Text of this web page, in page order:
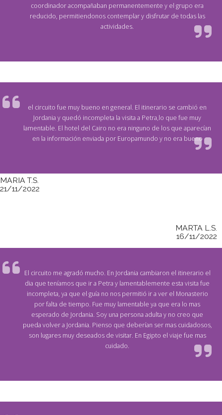
coordinador acompañaban permanentemente y el grupo era
reducido, permitiendonos contemplar y disfrutar de todas las
actividades.
el circuito fue muy bueno en general. El itinerario se cambió en
Jordania y quedó incompleta la visita a Petra,lo que fue muy
lamentable. El hotel del Cairo no era ninguno de los que aparecían
en la información enviada por Europamundo y no era bueno
MARIA T.S.
21/11/2022
MARTA L.S.
16/11/2022
El circuito me agradó mucho. En Jordania cambiaron el itinerario el
dia que teníamos que ir a Petra y lamentablemente esta visita fue
incompleta, ya que el guía no nos permitió ir a ver el Monasterio
por falta de tiempo. Fue muy lamentable ya que era lo mas
esperado de Jordania. Soy una persona adulta y no creo que
pueda volver a Jordania. Pienso que deberían ser mas cuidadosos,
son lugares muy deseados de visitar. En Egipto el viaje fue mas
cuidado.